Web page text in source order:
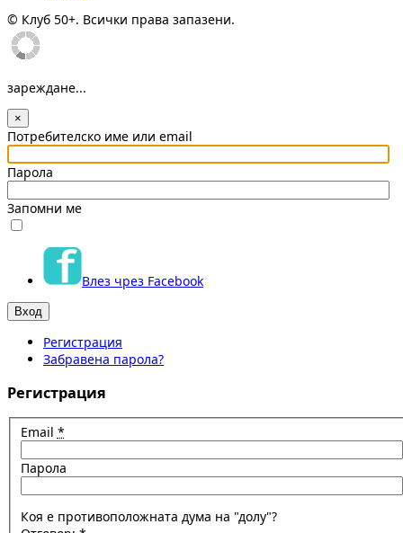
© Клуб 50+. Всички права запазени.
зареждане...
×
Потребителско име или email
Парола
Запомни ме
Влез чрез Facebook
Регистрация
Забравена парола?
Регистрация
Email *
Парола
Коя е противоположната дума на "долу"?